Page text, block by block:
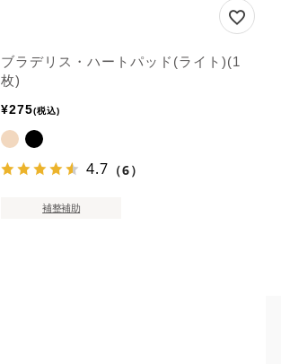
ブラデリス・ハートパッド(ライト)(1
枚)
¥275 税込
4.7 （6）
補整補助